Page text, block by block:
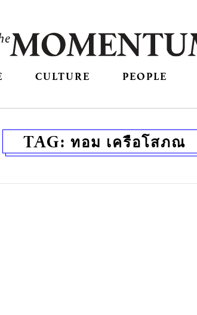
CULTURE PEOPLE
TAG: ทอม เครือโสภณ